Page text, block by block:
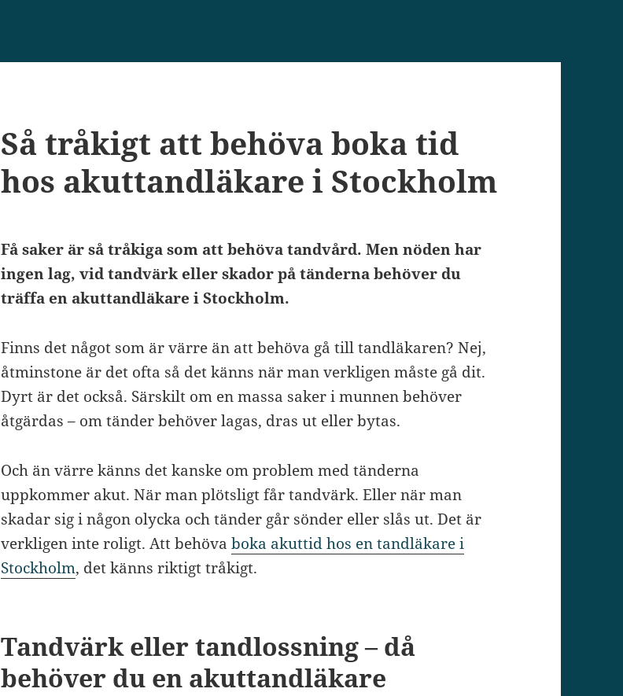
Så tråkigt att behöva boka tid
hos akuttandläkare i Stockholm
Få saker är så tråkiga som att behöva tandvård. Men nöden har
ingen lag, vid tandvärk eller skador på tänderna behöver du
träffa en akuttandläkare i Stockholm.
Finns det något som är värre än att behöva gå till tandläkaren? Nej,
åtminstone är det ofta så det känns när man verkligen måste gå dit.
Dyrt är det också. Särskilt om en massa saker i munnen behöver
åtgärdas – om tänder behöver lagas, dras ut eller bytas.
Och än värre känns det kanske om problem med tänderna
uppkommer akut. När man plötsligt får tandvärk. Eller när man
skadar sig i någon olycka och tänder går sönder eller slås ut. Det är
verkligen inte roligt. Att behövaboka akuttid hos en tandläkare i
Stockholm, det känns riktigt tråkigt.
Tandvärk eller tandlossning – då
behöver du en akuttandläkare